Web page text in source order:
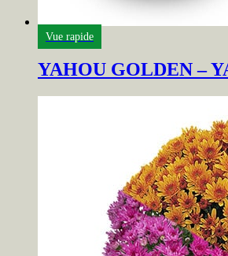
Vue rapide
YAHOU GOLDEN –